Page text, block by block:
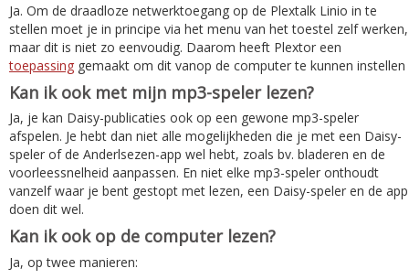
Ja. Om de draadloze netwerktoegang op de Plextalk Linio in te
stellen moet je in principe via het menu van het toestel zelf werken,
maar dit is niet zo eenvoudig. Daarom heeft Plextor een
toepassing gemaakt om dit vanop de computer te kunnen instellen
Kan ik ook met mijn mp3-speler lezen?
Ja, je kan Daisy-publicaties ook op een gewone mp3-speler
afspelen. Je hebt dan niet alle mogelijkheden die je met een Daisy-
speler of de Anderlsezen-app wel hebt, zoals bv. bladeren en de
voorleessnelheid aanpassen. En niet elke mp3-speler onthoudt
vanzelf waar je bent gestopt met lezen, een Daisy-speler en de app
doen dit wel.
Kan ik ook op de computer lezen?
Ja, op twee manieren: